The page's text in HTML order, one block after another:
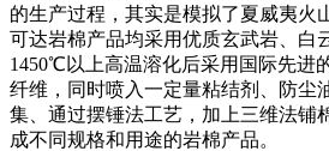
的生产过程，其实是模拟了夏威夷火
可达岩棉产品均采用优质玄武岩、白
1450℃以上高温溶化后采用国际先进
纤维，同时喷入一定量粘结剂、防尘
集、通过摆锤法工艺，加上三维法铺
成不同规格和用途的岩棉产品。